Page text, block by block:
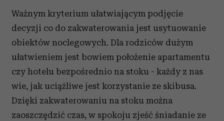
Ważnym kryterium ułatwiającym podjęcie
decyzji co do zakwaterowania jest usytuowanie
obiektów noclegowych. Dla rodziców dużym
ułatwieniem jest bowiem położenie apartamentu
czy hotelu bezpośrednio na stoku - każdy z nas
wie, jak uciążliwe jest korzystanie ze skibusa.
Dzięki zakwaterowaniu na stoku można
zaoszczędzić czas, w spokoju zjeść śniadanie ze